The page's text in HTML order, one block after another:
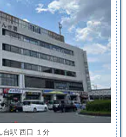
台駅 西口 １分